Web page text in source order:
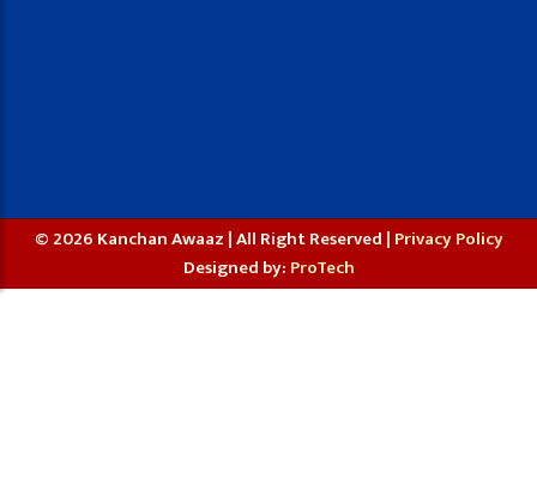
© 2026 Kanchan Awaaz | All Right Reserved | Privacy Policy
Designed by: ProTech